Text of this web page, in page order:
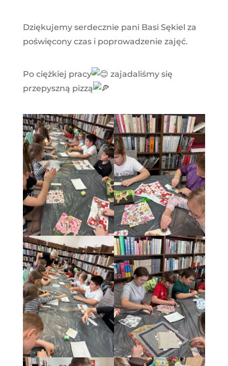
Dziękujemy serdecznie pani Basi Sękiel za
poświęcony czas i poprowadzenie zajęć.
Po ciężkiej pracy
zajadaliśmy się
przepyszną pizzą